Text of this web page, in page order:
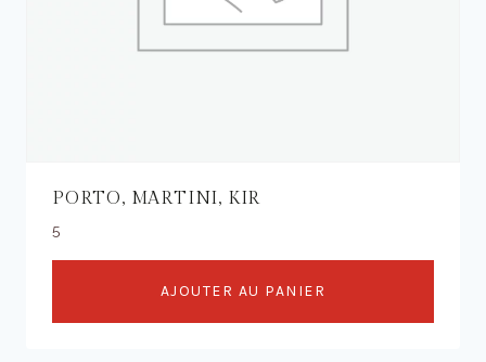
PORTO, MARTINI, KIR
5
AJOUTER AU PANIER